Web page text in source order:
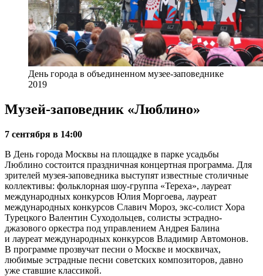
День города в объединенном музее-заповеднике
2019
Музей-заповедник «Люблино»
7 сентября в 14:00
В День города Москвы на площадке в парке усадьбы
Люблино состоится праздничная концертная программа. Для
зрителей музея-заповедника выступят известные столичные
коллективы: фольклорная шоу-группа «Тереха», лауреат
международных конкурсов Юлия Моргоева, лауреат
международных конкурсов Славич Мороз, экс-солист Хора
Турецкого Валентин Суходольцев, солисты эстрадно-
джазового оркестра под управлением Андрея Балина
и лауреат международных конкурсов Владимир Автомонов.
В программе прозвучат песни о Москве и москвичах,
любимые эстрадные песни советских композиторов, давно
уже ставшие классикой.